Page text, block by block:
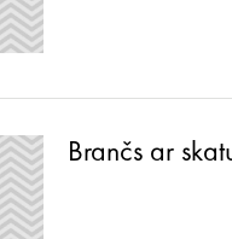
Brančs ar